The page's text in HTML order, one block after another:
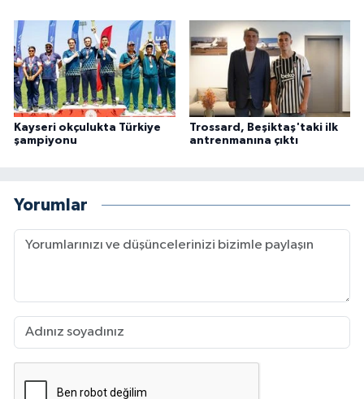
Kayseri okçulukta Türkiye
şampiyonu
Trossard, Beşiktaş'taki ilk
antrenmanına çıktı
Yorumlar